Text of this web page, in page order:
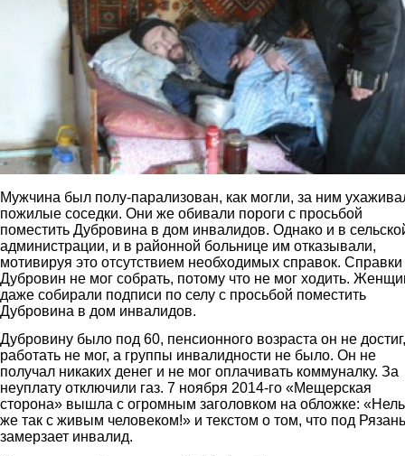
Мужчина был полу-парализован, как могли, за ним
пожилые соседки. Они же обивали пороги с просьбой
поместить Дубровина в дом инвалидов. Однако и в
администрации, и в районной больнице им отказывали,
мотивируя это отсутствием необходимых справок.
Дубровин не мог собрать, потому что не мог ходить.
даже собирали подписи по селу с просьбой поместить
Дубровина в дом инвалидов.
Дубровину было под 60, пенсионного возраста он не достиг,
работать не мог, а группы инвалидности не было. Он не
получал никаких денег и не мог оплачивать коммуналку. За
неуплату отключили газ. 7 ноября 2014-го «Мещерская
сторона» вышла с огромным заголовком на обложке:
же так с живым человеком!» и текстом о том, что под
замерзает инвалид.